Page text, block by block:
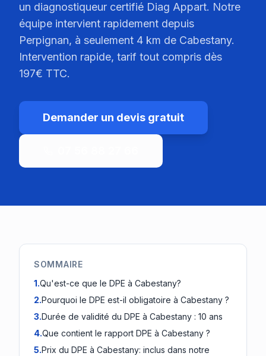
un diagnostiqueur certifié Diag Appart. Notre
équipe intervient rapidement depuis
Perpignan, à seulement 4 km de Cabestany.
Intervention rapide, tarif tout compris dès
197€ TTC.
Demander un devis gratuit
SOMMAIRE
1.Qu'est-ce que le DPE à Cabestany?
2.Pourquoi le DPE est-il obligatoire à Cabestany ?
3.Durée de validité du DPE à Cabestany : 10 ans
4.Que contient le rapport DPE à Cabestany ?
5.Prix du DPE à Cabestany: inclus dans notre